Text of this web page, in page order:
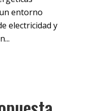
entorno
electricidad y